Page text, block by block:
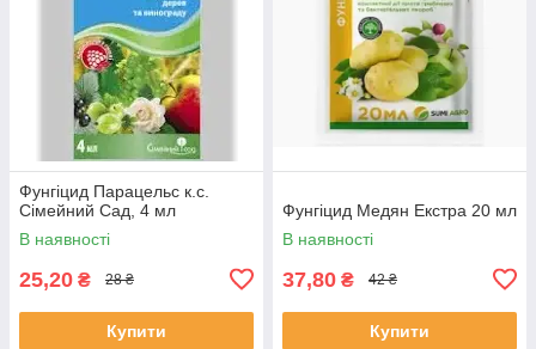
Фунгіцид Парацельс к.с.
Сімейний Сад, 4 мл
В наявності
25,20 ₴ 28 ₴
Купити
Фунгіцид Медян Екстра 20 мл
В наявності
37,80 ₴ 42 ₴
Купити